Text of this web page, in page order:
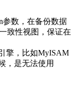
参数，在备份数据
致性视图，保证在
擎，比如MyISAM
，是无法使用